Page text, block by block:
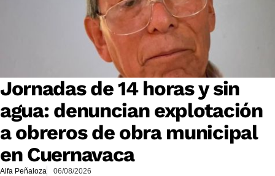
Jornadas de 14 horas y sin
agua: denuncian explotación
a obreros de obra municipal
en Cuernavaca
Alfa Peñaloza 06/08/2026